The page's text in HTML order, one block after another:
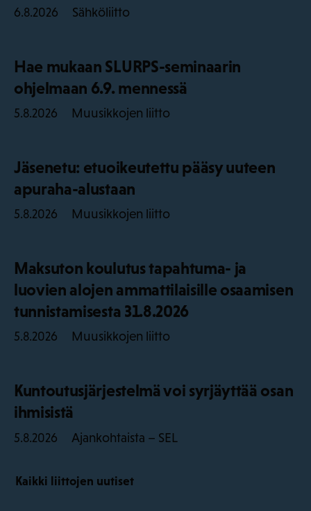
6.8.2026 Sähköliitto
Hae mukaan SLURPS-seminaarin
ohjelmaan 6.9. mennessä
5.8.2026 Muusikkojen liitto
Jäsenetu: etuoikeutettu pääsy uuteen
apuraha-alustaan
5.8.2026 Muusikkojen liitto
Maksuton koulutus tapahtuma- ja
luovien alojen ammattilaisille osaamisen
tunnistamisesta 31.8.2026
5.8.2026 Muusikkojen liitto
Kuntoutusjärjestelmä voi syrjäyttää osan
ihmisistä
5.8.2026 Ajankohtaista – SEL
Kaikki liittojen uutiset